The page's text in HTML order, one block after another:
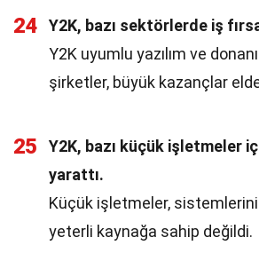
24
Y2K, bazı sektörlerde iş
Y2K uyumlu yazılım ve
şirketler, büyük kazançlar
25
Y2K, bazı küçük işletmeler
yarattı.
Küçük işletmeler,
yeterli kaynağa sahip değildi.